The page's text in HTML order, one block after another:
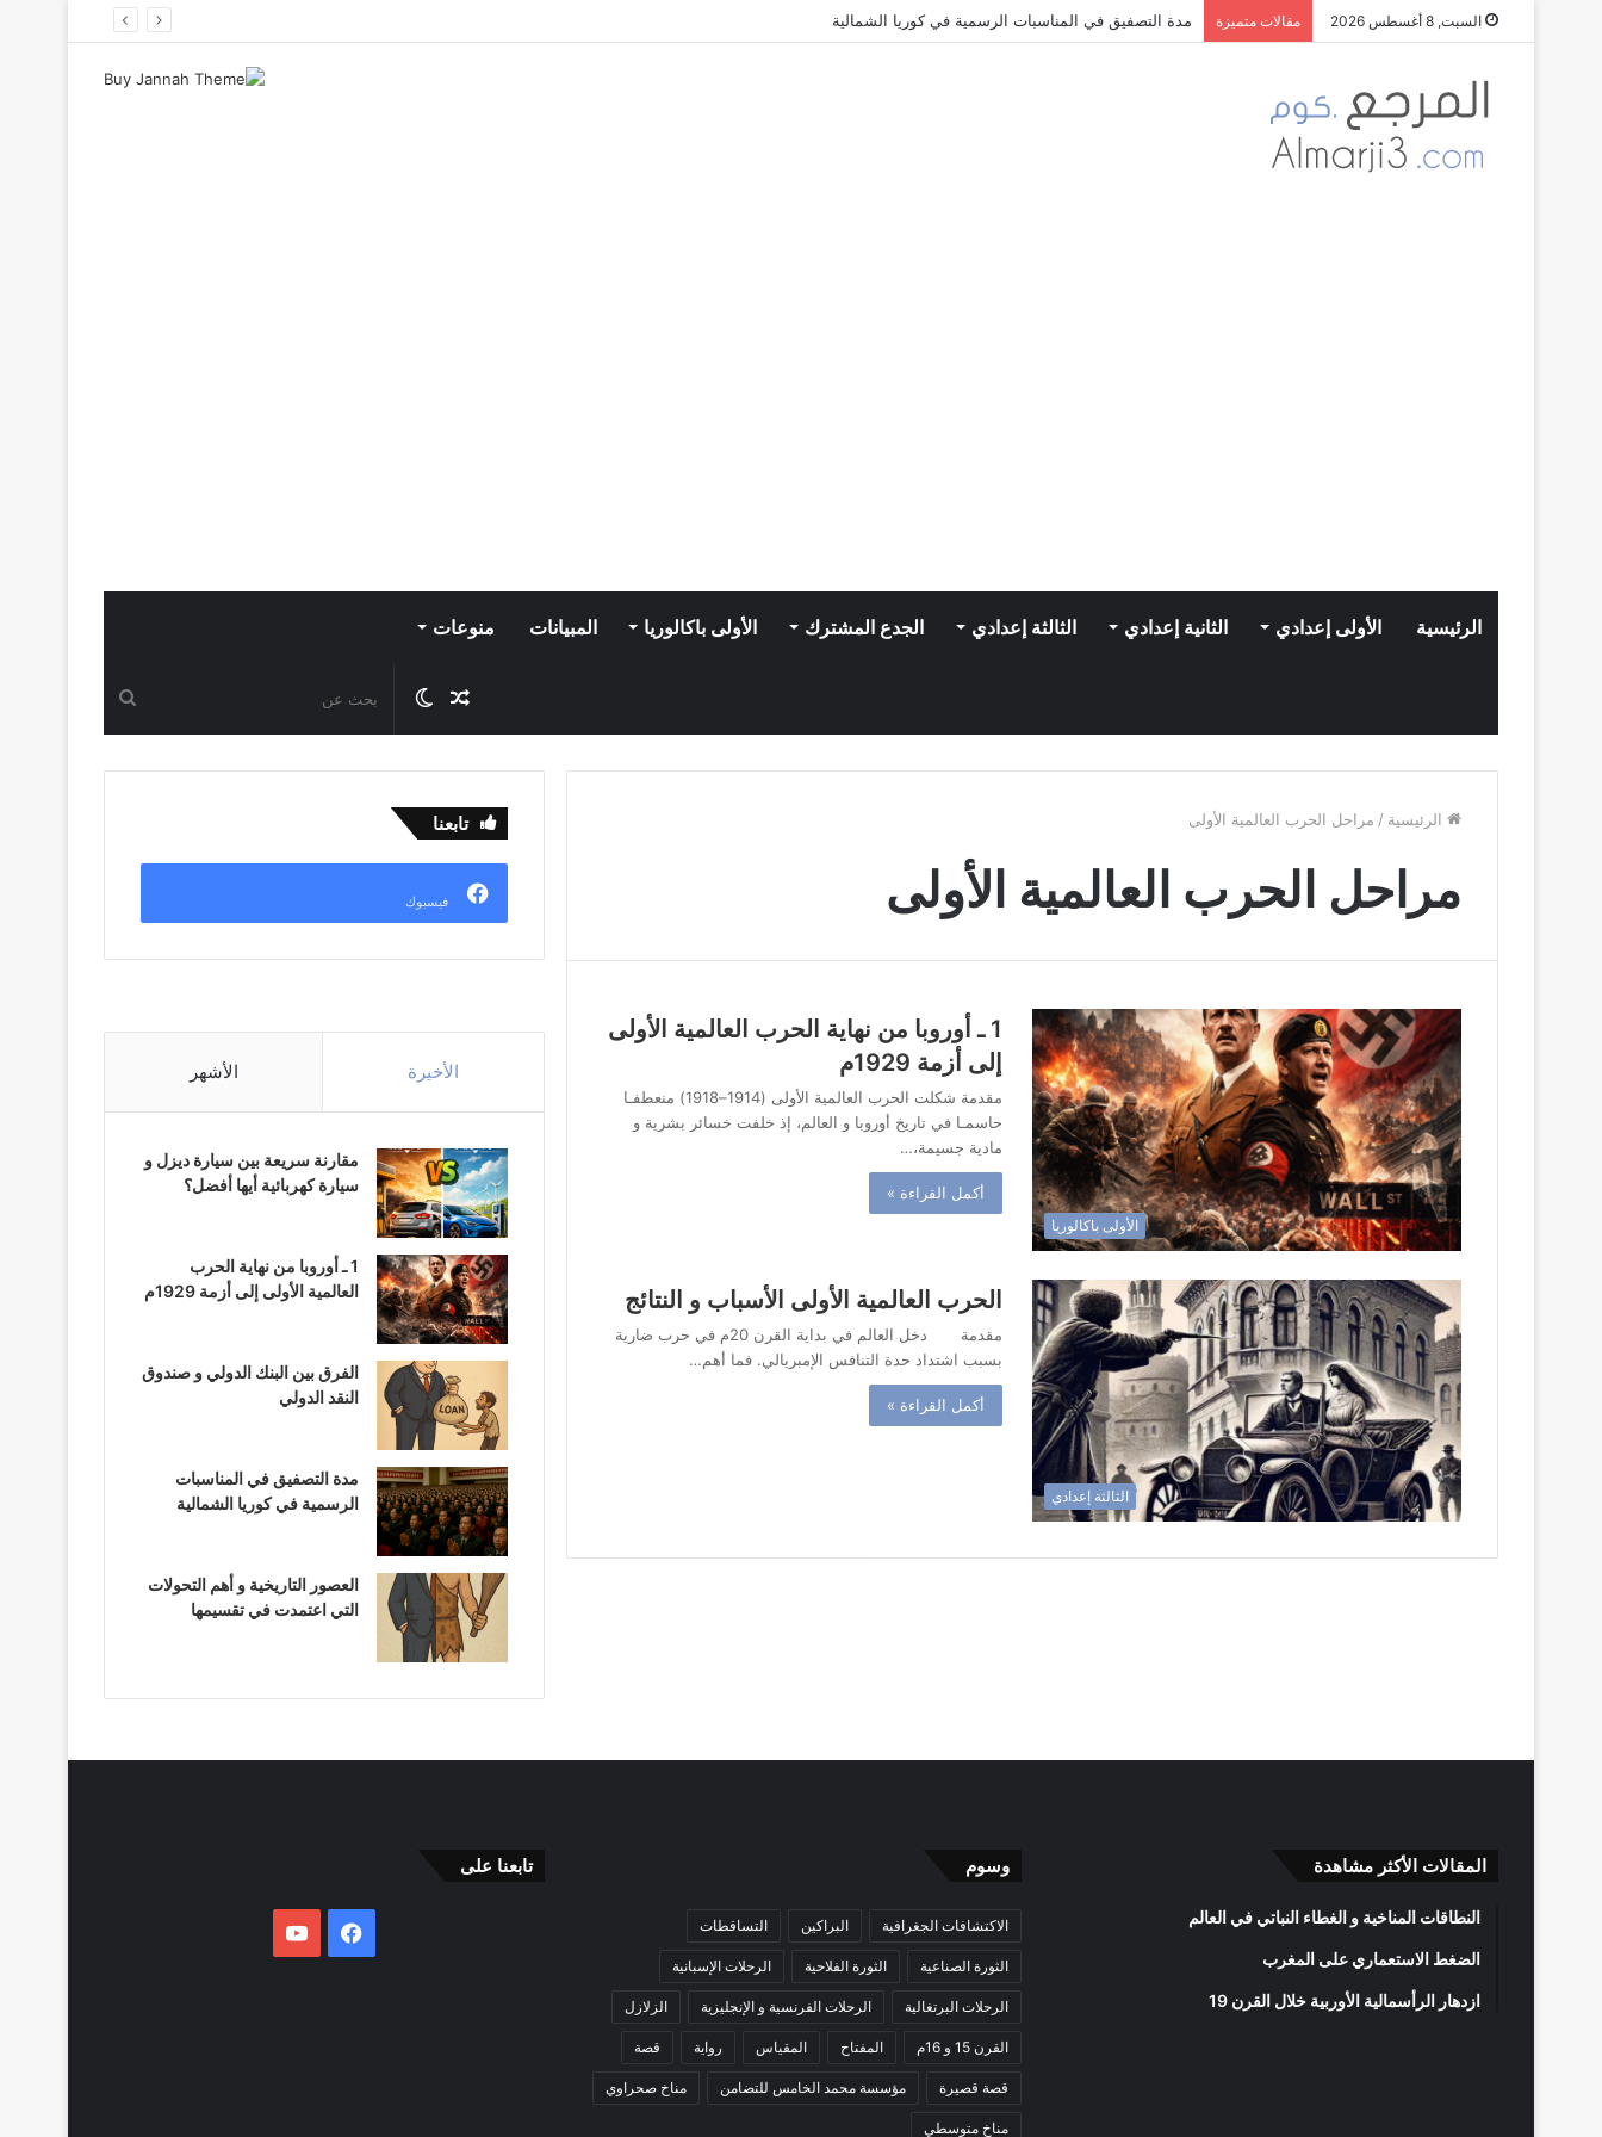
السبت, 8 أغسطس 2026 مقالات متميزة مدة التصفيق في المناسبات الرسمية في كوريا الشمالية
الرئيسية الأولى إعدادي الثانية إعدادي الثالثة إعدادي الجدع المشترك الأولى باكالوريا المبيانات منوعات
عن
الوضع
المظلم
مقال
عشوائي
الرئيسية / مراحل الحرب العالمية الأولى
مراحل الحرب العالمية الأولى
الأولى باكالوريا
1 ـ أوروبا من نهاية الحرب العالمية الأولى
إلى أزمة 1929م
مقدمة شكلت الحرب العالمية الأولى (1914–1918) منعطفـا
حاسمـا في تاريخ أوروبا و العالم، إذ خلفت خسائر بشرية و
مادية جسيمة،…
أكمل القراءة »
الثالثة إعدادي
الحرب العالمية الأولى الأسباب و النتائج
مقدمة دخل العالم في بداية القرن 20م في حرب ضارية
بسبب اشتداد حدة التنافس الإمبريالي. فما أهم…
أكمل القراءة »
تابعنا
فيسبوك
الأخيرة الأشهر
مقارنة سريعة بين سيارة ديزل و
سيارة كهربائية أيها أفضل؟
1 ـ أوروبا من نهاية الحرب
العالمية الأولى إلى أزمة 1929م
الفرق بين البنك الدولي و صندوق
النقد الدولي
مدة التصفيق في المناسبات
الرسمية في كوريا الشمالية
العصور التاريخية و أهم التحولات
التي اعتمدت في تقسيمها
المقالات الأكثر مشاهدة
النطاقات المناخية و الغطاء النباتي في العالم
الضغط الاستعماري على المغرب
ازدهار الرأسمالية الأوربية خلال القرن 19
وسوم
الاكتشافات الجغرافية البراكين التساقطات
الثورة الصناعية الثورة الفلاحية الرحلات الإسبانية
الرحلات البرتغالية الرحلات الفرنسية و الإنجليزية الزلازل
القرن 15 و 16م المفتاح المقياس رواية قصة
قصة قصيرة مؤسسة محمد الخامس للتضامن مناخ صحراوي
مناخ متوسطي
تابعنا على
فيسبوكيوتيوب